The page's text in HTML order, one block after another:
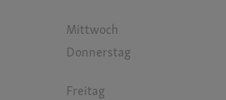
Mittwoch
Donnerstag
Freitag